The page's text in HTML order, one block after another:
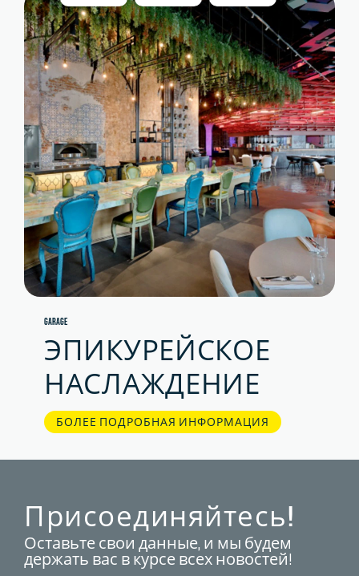
GARAGE
ЭПИКУРЕЙСКОЕ
НАСЛАЖДЕНИЕ
БОЛЕЕ ПОДРОБНАЯ ИНФОРМАЦИЯ
Присоединяйтесь!
Оставьте свои данные, и мы будем
держать вас в курсе всех новостей!